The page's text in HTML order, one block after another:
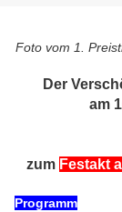
Foto vom 1.
Der
am
zum Festakt
Programm